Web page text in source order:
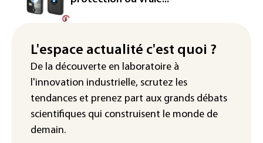
Enquête ouverte après la fuite des
d'Intermarché
La Slovaquie enregistre un record
absolu de 42,2°C (services
météorologiques)
L'espace actualité c'est quoi ?
De la découverte en laboratoire à
l'innovation industrielle, scrutez les
tendances et prenez part aux grands débats
scientifiques qui construisent le monde de
demain.